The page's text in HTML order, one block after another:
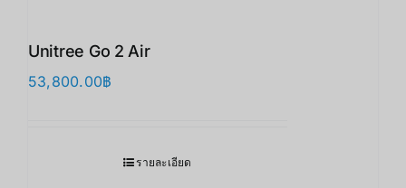
Unitree Go 2 Air
53,800.00฿
รายละเอียด